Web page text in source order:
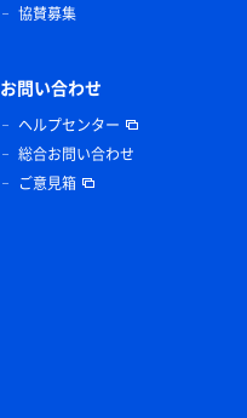
協賛募集
お問い合わせ
ヘルプセンター
総合お問い合わせ
ご意見箱